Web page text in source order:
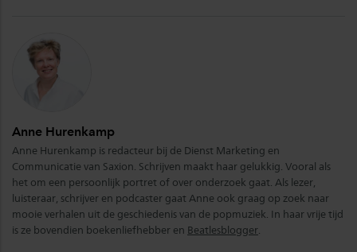
Anne Hurenkamp
Anne Hurenkamp is redacteur bij de Dienst Marketing en
Communicatie van Saxion. Schrijven maakt haar gelukkig. Vooral als
het om een persoonlijk portret of over onderzoek gaat. Als lezer,
luisteraar, schrijver en podcaster gaat Anne ook graag op zoek naar
mooie verhalen uit de geschiedenis van de popmuziek. In haar vrije tijd
is ze bovendien boekenliefhebber en Beatlesblogger.